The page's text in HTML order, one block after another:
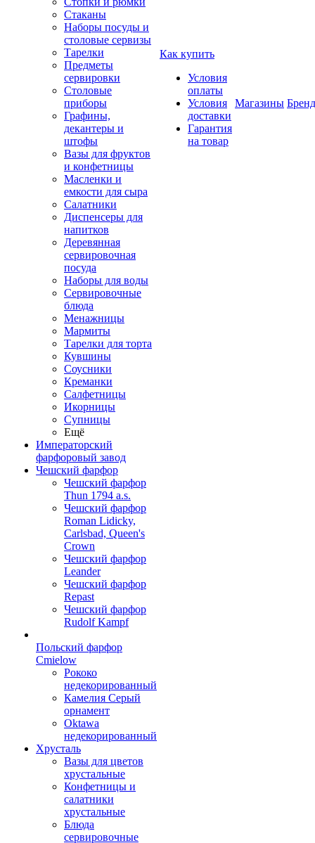
Стаканы
Наборы посуды и
столовые сервизы
Тарелки
Предметы
сервировки
Столовые
приборы
Графины,
декантеры и
штофы
Вазы для фруктов
и конфетницы
Масленки и
емкости для сыра
Салатники
Диспенсеры для
напитков
Деревянная
сервировочная
посуда
Наборы для воды
Сервировочные
блюда
Менажницы
Мармиты
Тарелки для торта
Кувшины
Соусники
Креманки
Салфетницы
Икорницы
Супницы
Ещё
Императорский
фарфоровый завод
Чешский фарфор
Чешский фарфор
Thun 1794 a.s.
Чешский фарфор
Roman Lidicky,
Carlsbad, Queen's
Crown
Чешский фарфор
Leander
Чешский фарфор
Repast
Чешский фарфор
Rudolf Kampf
Польский фарфор
Сmielow
Рококо
недекорированный
Камелия Серый
орнамент
Oktawa
недекорированный
Хрусталь
Вазы для цветов
хрустальные
Конфетницы и
салатники
хрустальные
Блюда
сервировочные
Как купить
Условия
оплаты
Условия
доставки
Гарантия
на товар
Магазины